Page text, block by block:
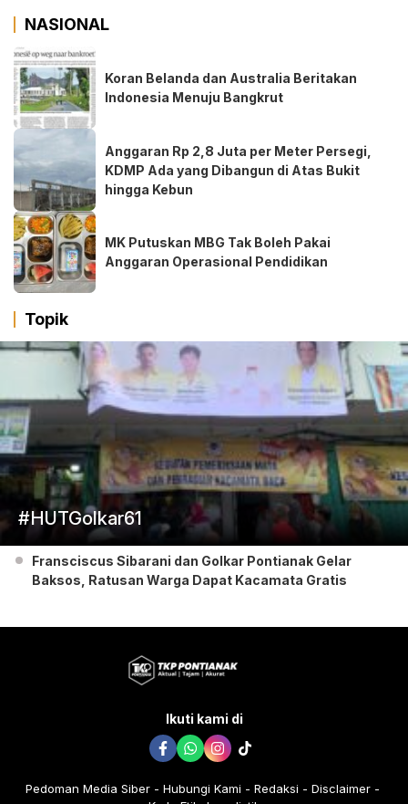
NASIONAL
Koran Belanda dan Australia Beritakan
Indonesia Menuju Bangkrut
Anggaran Rp 2,8 Juta per Meter Persegi,
KDMP Ada yang Dibangun di Atas Bukit
hingga Kebun
MK Putuskan MBG Tak Boleh Pakai
Anggaran Operasional Pendidikan
Topik
#HUTGolkar61
Fransciscus Sibarani dan Golkar Pontianak Gelar
Baksos, Ratusan Warga Dapat Kacamata Gratis
Ikuti kami di
Pedoman Media Siber Hubungi Kami Redaksi
Disclaimer